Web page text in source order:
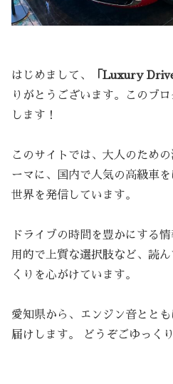
はじめまして、 「Luxury
りがとうございます。このブ
します！
このサイトでは、大人のため
ーマに、国内で人気の高級車
世界を発信しています。
ドライブの時間を豊かにする
用的で上質な選択肢など、読
くりを心がけています。
愛知県から、エンジン音とと
届けします。 どうぞごゆっく